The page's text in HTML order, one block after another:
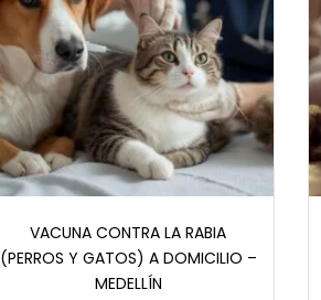
VACUNA CONTRA LA RABIA
(PERROS Y GATOS) A DOMICILIO –
MEDELLÍN